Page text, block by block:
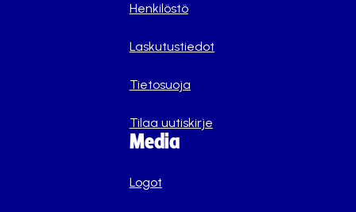
Henkilöstö
Laskutustiedot
Tietosuoja
Tilaa uutiskirje
Media
Logot